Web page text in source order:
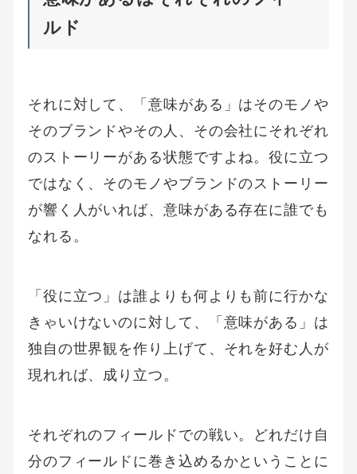
ルド
それに対して、「意味がある」はそのモノや
そのブランドやその人、その会社にそれぞれ
のストーリーがある状態ですよね。役に立つ
ではなく、そのモノやブランドのストーリー
が響く人がいれば、意味がある存在に誰でも
なれる。
「役に立つ」は誰よりも何よりも前に行かな
きゃいけないのに対して、「意味がある」は
独自の世界観を作り上げて、それを好む人が
現れれば、成り立つ。
それぞれのフィールドでの戦い。どれだけ自
分のフィールドに巻き込めるかということに